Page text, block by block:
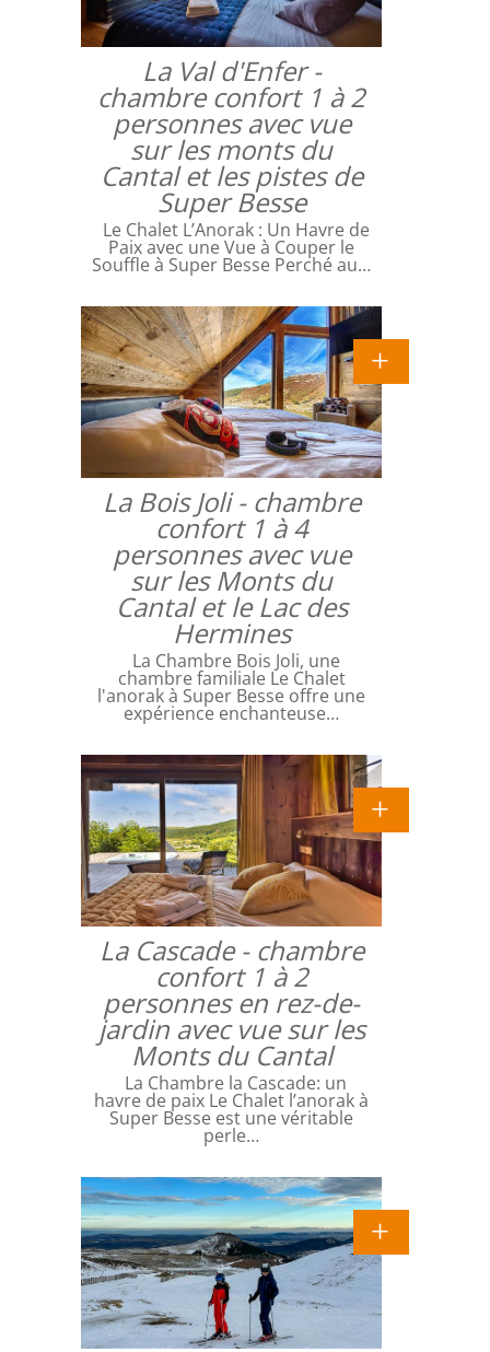
La Val d'Enfer -
chambre confort 1 à 2
personnes avec vue
sur les monts du
Cantal et les pistes de
Super Besse
Le Chalet L’Anorak : Un Havre de
Paix avec une Vue à Couper le
Souffle à Super Besse Perché au…
La Bois Joli - chambre
confort 1 à 4
personnes avec vue
sur les Monts du
Cantal et le Lac des
Hermines
La Chambre Bois Joli, une
chambre familiale Le Chalet
l'anorak à Super Besse offre une
expérience enchanteuse…
La Cascade - chambre
confort 1 à 2
personnes en rez-de-
jardin avec vue sur les
Monts du Cantal
La Chambre la Cascade: un
havre de paix Le Chalet l’anorak à
Super Besse est une véritable
perle…